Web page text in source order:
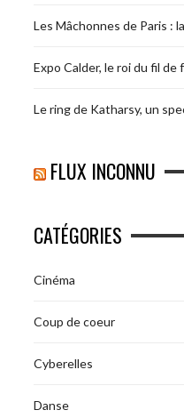
Les Mâchonnes de Paris :
Expo Calder, le roi du fil de
Le ring de Katharsy, un
FLUX INCONNU
CATÉGORIES
Cinéma
Coup de coeur
Cyberelles
Danse